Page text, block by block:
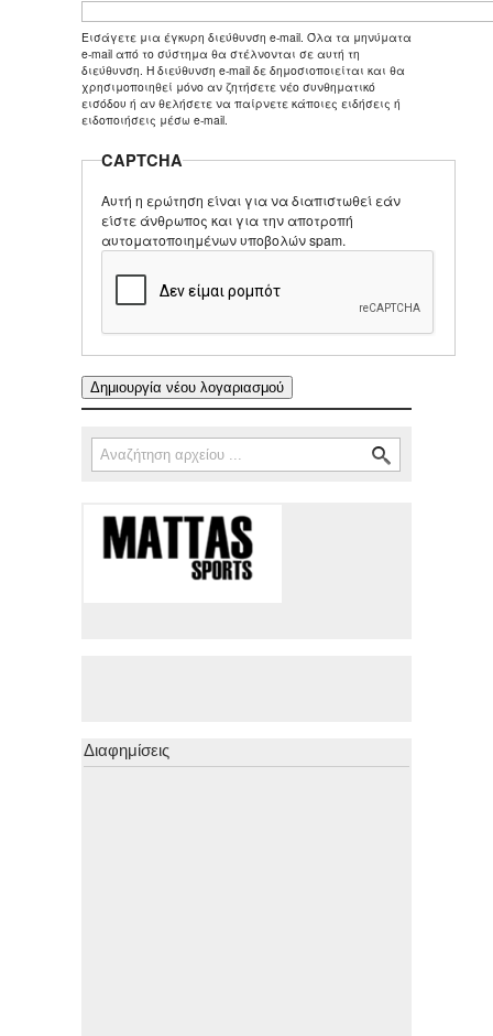
Εισάγετε μια έγκυρη διεύθυνση e-mail. Όλα τα μηνύματα
e-mail από το σύστημα θα στέλνονται σε αυτή τη
διεύθυνση. Η διεύθυνση e-mail δε δημοσιοποιείται και θα
χρησιμοποιηθεί μόνο αν ζητήσετε νέο συνθηματικό
εισόδου ή αν θελήσετε να παίρνετε κάποιες ειδήσεις ή
ειδοποιήσεις μέσω e-mail.
CAPTCHA
Αυτή η ερώτηση είναι για να διαπιστωθεί εάν
είστε άνθρωπος και για την αποτροπή
αυτοματοποιημένων υποβολών spam.
Φόρμα αναζήτησης
Αναζήτηση
Διαφημίσεις